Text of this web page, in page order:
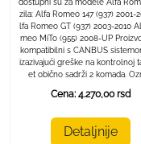
dostupni su za modele Alfa
zila: Alfa Romeo 147 (937) 2001-
lfa Romeo GT (937) 2003-2010
meo MiTo (955) 2008-UP
kompatibilni s CANBUS
izazivajući greške na kontrolnoj
et obično sadrži 2 komada.
Cena: 4.270,00 rsd
Detaljnije